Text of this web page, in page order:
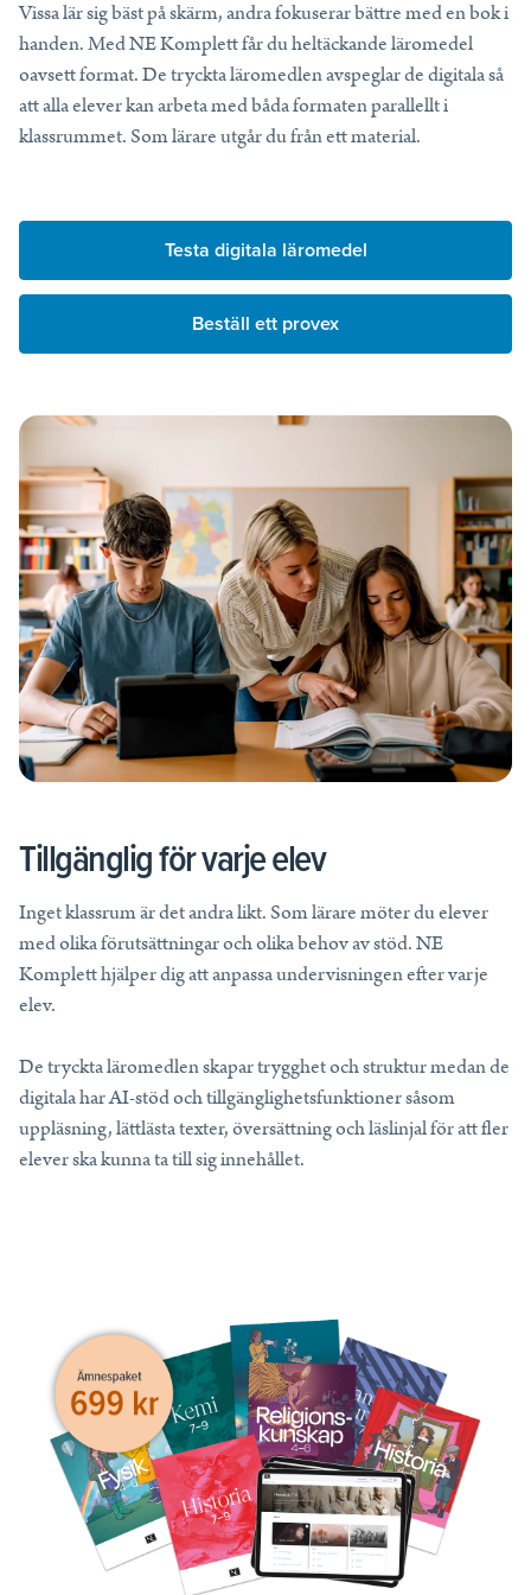
Tips, idéer, webbinarier och hjälp för dig som är lärare.
Läs mer
Lektionstips
Blogg
Vissa lär sig bäst på skärm, andra fokuserar bättre med en bok i
handen. Med NE Komplett får du heltäckande läromedel
oavsett format. De tryckta läromedlen avspeglar de digitala så
att alla elever kan arbeta med båda formaten parallellt i
klassrummet. Som lärare utgår du från ett material.
Testa digitala läromedel
Beställ ett provex
Tillgänglig för varje elev
Inget klassrum är det andra likt. Som lärare möter du elever
med olika förutsättningar och olika behov av stöd. NE
Komplett hjälper dig att anpassa undervisningen efter varje
elev.
De tryckta läromedlen skapar trygghet och struktur medan de
digitala har AI-stöd och tillgänglighetsfunktioner såsom
uppläsning, lättlästa texter, översättning och läslinjal för att fler
elever ska kunna ta till sig innehållet.